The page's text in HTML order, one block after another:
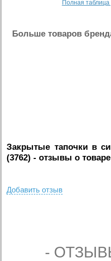
Полная
Больше товаров
Закрытые тапочки в
(3762) - отзывы о товаре
Добавить отзыв
-